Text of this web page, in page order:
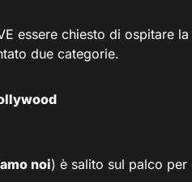
essere chiesto di ospitare
due categorie.
noi) è salito sul palco